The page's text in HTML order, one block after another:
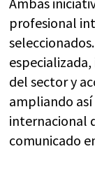
profesional
del sector y
ampliando
internacional
comunicado